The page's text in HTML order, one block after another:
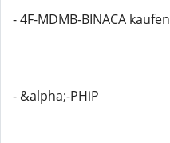
- 4F-MDMB-BINACA kaufen
- &alpha;-PHiP